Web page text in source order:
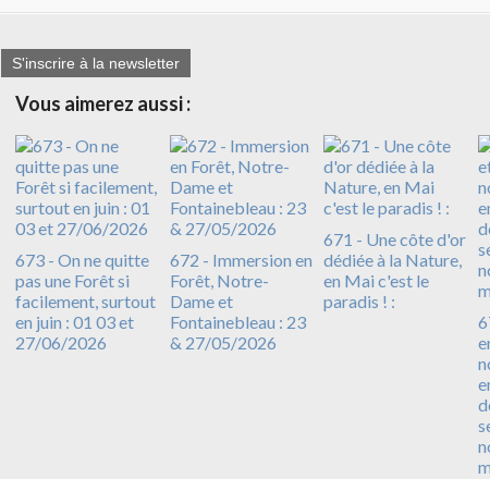
S'inscrire à la newsletter
Vous aimerez aussi :
673 - On ne quitte
pas une Forêt si
facilement, surtout
en juin : 01 03 et
27/06/2026
672 - Immersion en
Forêt, Notre-
Dame et
Fontainebleau : 23
& 27/05/2026
671 - Une côte d'or
dédiée à la Nature,
en Mai c'est le
paradis ! :